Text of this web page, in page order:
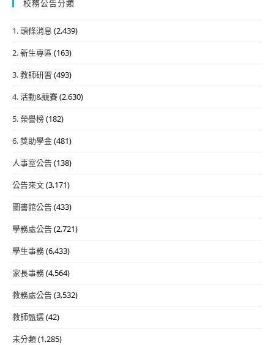
校務公告分類
1. 頭條消息 (2,439)
2. 新生專區 (163)
3. 教師研習 (493)
4. 活動&競賽(2,630)
5. 榮譽榜(182)
6. 獎助學金(481)
人事室公告(138)
公告來文(3,171)
圖書館公告(433)
學務處公告(2,721)
學生事務(6,433)
家長事務(4,564)
教務處公告(3,532)
教師甄選(42)
未分類(1,285)